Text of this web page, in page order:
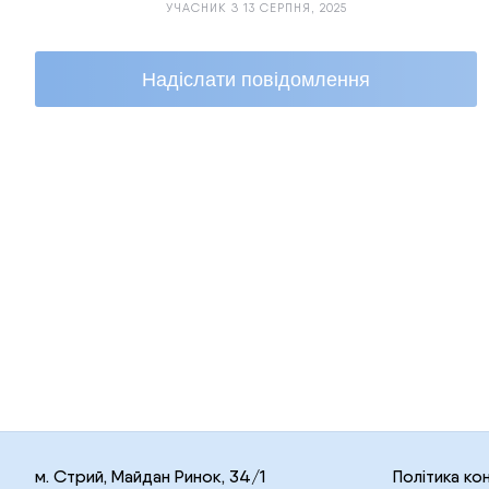
УЧАСНИК З 13 СЕРПНЯ, 2025
Надіслати повідомлення
м. Стрий, Майдан Ринок, 34/1 Політика